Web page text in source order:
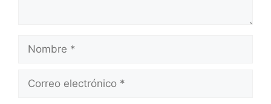
Nombre
Correo